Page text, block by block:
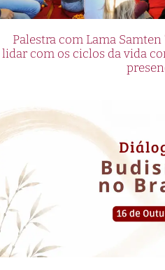
Palestra com Lama
lidar com os ciclos da vida